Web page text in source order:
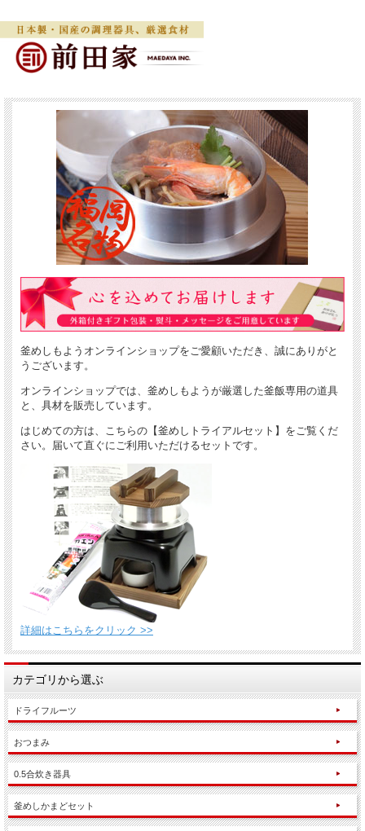
釜めしもようオンラインショップをご愛顧いただき、誠にありがと
うございます。
オンラインショップでは、釜めしもようが厳選した釜飯専用の道具
と、具材を販売しています。
はじめての方は、こちらの【釜めしトライアルセット】をご覧くだ
さい。届いて直ぐにご利用いただけるセットです。
詳細はこちらをクリック >>
カテゴリから選ぶ
ドライフルーツ
おつまみ
0.5合炊き器具
釜めしかまどセット